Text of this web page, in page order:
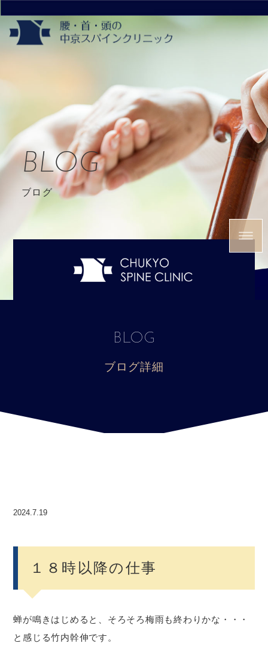
BLOG
ブログ
BLOG
ブログ詳細
2024.7.19
１８時以降の仕事
蝉が鳴きはじめると、そろそろ梅雨も終わりかな・・・
と感じる竹内幹伸です。